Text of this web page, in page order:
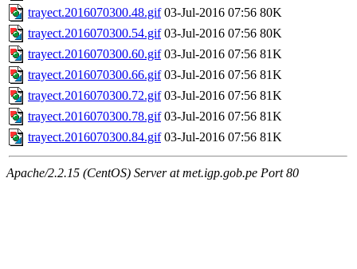
trayect.2016070300.48.gif 03-Jul-2016 07:56 80K
trayect.2016070300.54.gif 03-Jul-2016 07:56 80K
trayect.2016070300.60.gif 03-Jul-2016 07:56 81K
trayect.2016070300.66.gif 03-Jul-2016 07:56 81K
trayect.2016070300.72.gif 03-Jul-2016 07:56 81K
trayect.2016070300.78.gif 03-Jul-2016 07:56 81K
trayect.2016070300.84.gif 03-Jul-2016 07:56 81K
Apache/2.2.15 (CentOS) Server at met.igp.gob.pe Port 80